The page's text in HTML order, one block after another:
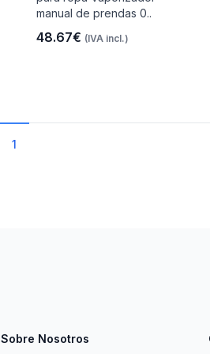
manual de prendas 0..
48.67€ (IVA incl.)
1
Sobre Nosotros